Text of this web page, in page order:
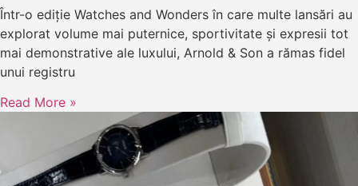
Într-o ediție Watches and Wonders în care multe lansări au
explorat volume mai puternice, sportivitate și expresii tot
mai demonstrative ale luxului, Arnold & Son a rămas fidel
unui registru
Read More »